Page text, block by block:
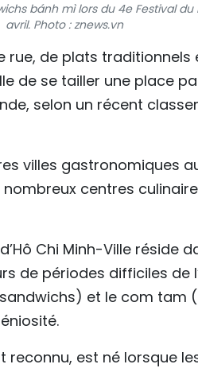
bánh mì lors du 4e Festival du
avril. Photo : znews.vn
rue, de plats
de se tailler une place
selon un récent
villes gastronomiques
centres
Chi Minh-Ville réside
de périodes difficiles de
et le com tam
reconnu, est né lorsque